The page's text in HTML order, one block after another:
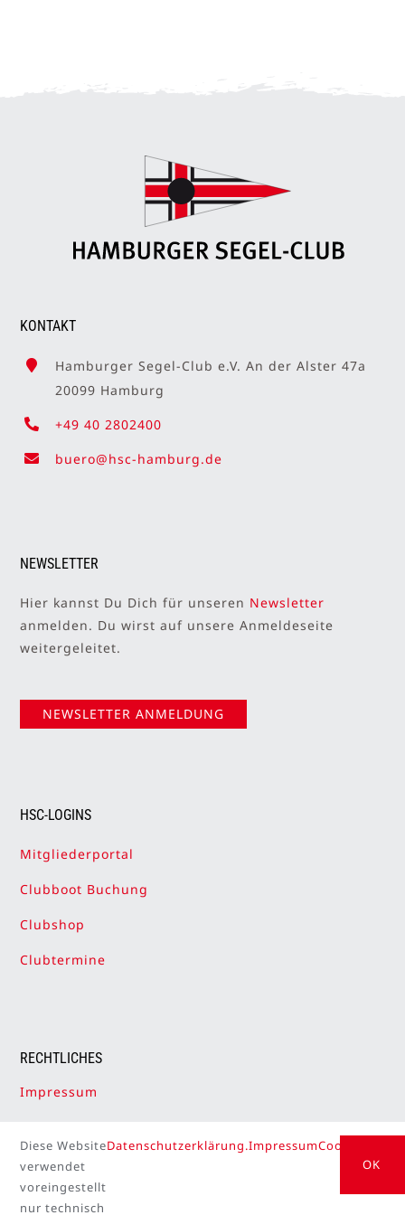
KONTAKT
Hamburger Segel-Club e.V. An der Alster 47a
20099 Hamburg
+49 40 2802400
buero@hsc-hamburg.de
NEWSLETTER
Hier kannst Du Dich für unseren Newsletter
anmelden. Du wirst auf unsere Anmeldeseite
weitergeleitet.
NEWSLETTER ANMELDUNG
HSC-LOGINS
Mitgliederportal
Clubboot Buchung
Clubshop
Clubtermine
RECHTLICHES
Impressum
Cookie-Einstellungen
Diese Website
verwendet
voreingestellt
nur technisch
Datenschutzerklärung.ImpressumCookie
OK